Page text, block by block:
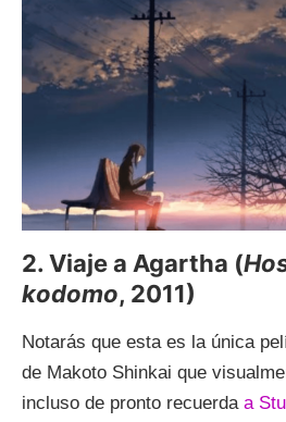
2. Viaje a Agartha (
kodomo, 2011)
Notarás que esta es la única
de Makoto Shinkai que
incluso de pronto recuerda a